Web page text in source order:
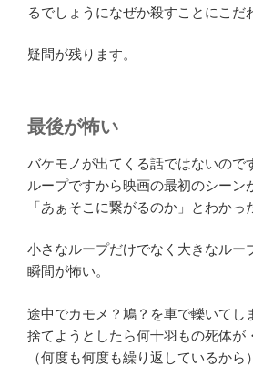
るでしょうになぜか殺すことにこだ
疑問が残ります。
最後が怖い
バケモノが出てくる話ではないので
ループですから映画の最初のシーン
「あぁそこに繋がるのか」とわかっ
小さなループだけでなく大きなルー
瞬間が怖い。
途中でカモメ？鳩？を車で轢いてし
捨てようとしたら何十羽もの死体が
（何度も何度も繰り返しているから）